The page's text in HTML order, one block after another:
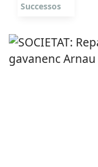
Successos